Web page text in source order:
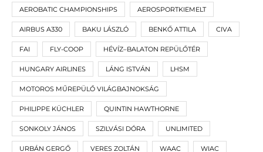
AEROBATIC CHAMPIONSHIPS AEROSPORTKIEMELT
AIRBUS A330 BAKU LÁSZLÓ BENKŐ ATTILA CIVA
FAI FLY-COOP HÉVÍZ–BALATON REPÜLŐTÉR
HUNGARY AIRLINES LÁNG ISTVÁN LHSM
MOTOROS MŰREPÜLŐ VILÁGBAJNOKSÁG
PHILIPPE KÜCHLER QUINTIN HAWTHORNE
SONKOLY JÁNOS SZILVÁSI DÓRA UNLIMITED
URBÁN GERGŐ VERES ZOLTÁN WAAC WIAC